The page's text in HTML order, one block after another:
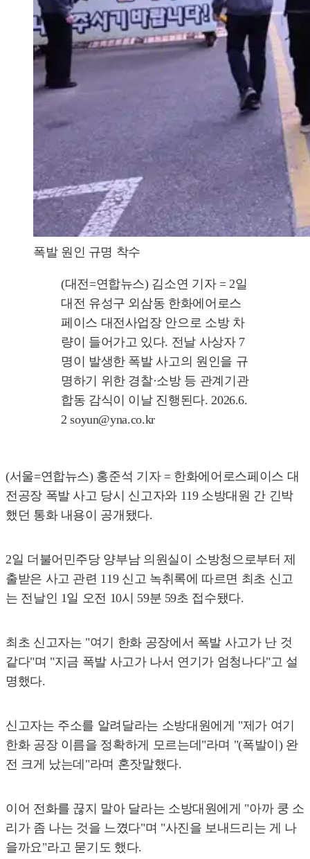
폭발 원인 규명 착수
(대전=연합뉴스) 김소연 기자 = 2일
대전 유성구 외삼동 한화에어로스
페이스 대전사업장 안으로 소방 차
량이 들어가고 있다. 전날 사상자 7
명이 발생한 폭발 사고의 원인을 규
명하기 위한 경찰·소방 등 관계기관
합동 감식이 이날 진행된다. 2026.6.
2 soyun@yna.co.kr
(서울=연합뉴스) 홍준석 기자 = 한화에어로스페이스 대
전공장 폭발 사고 당시 신고자와 119 소방대원 간 긴박
했던 통화 내용이 공개됐다.
2일 더불어민주당 양부남 의원실이 소방청으로부터 제
출받은 사고 관련 119 신고 녹취록에 따르면 최초 신고
는 전날인 1일 오전 10시 59분 59초 접수됐다.
최초 신고자는 "여기 한화 공장에서 폭발 사고가 난 것
같다"며 "지금 폭발 사고가 나서 연기가 엄청나다"고 설
명했다.
신고자는 주소를 알려달라는 소방대원에게 "제가 여기
한화 공장 이름을 정확하게 모르는데"라며 "(폭발이) 완
전 크게 났는데"라며 혼잣말했다.
이어 전화를 끊지 말아 달라는 소방대원에게 "아까 쿵 소
리가 좀 나는 것을 느꼈다"며 "사진을 보내드리는 게 나
을까요"라고 묻기도 했다.